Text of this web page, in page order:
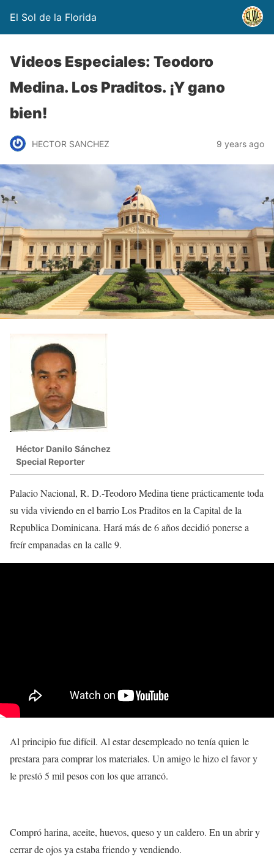
El Sol de la Florida
Videos Especiales: Teodoro
Medina. Los Praditos. ¡Y gano
bien!
HECTOR SANCHEZ 9 years ago
Héctor Danilo Sánchez
Special Reporter
Palacio Nacional, R. D.-Teodoro Medina tiene prácticamente toda
su vida viviendo en el barrio Los Praditos en la Capital de la
Republica Dominicana. Hará más de 6 años decidió ponerse a
freír empanadas en la calle 9.
Al principio fue difícil. Al estar desempleado no tenía quien le
prestara para comprar los materiales. Un amigo le hizo el favor y
le prestó 5 mil pesos con los que arrancó.
Compró harina, aceite, huevos, queso y un caldero. En un abrir y
cerrar de ojos ya estaba friendo y vendiendo.